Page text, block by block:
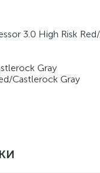
3.0 High Risk
Gray
Castlerock Gray